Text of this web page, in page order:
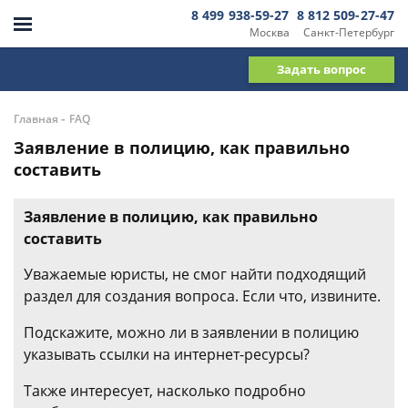
Москва
8 499 938-59-27
Санкт-Петербург
8 812 509-27-47
Задать вопрос
Главная - FAQ
Заявление в полицию, как правильно
составить
Заявление в полицию, как правильно
составить
Уважаемые юристы, не смог найти подходящий
раздел для создания вопроса. Если что, извините.
Подскажите, можно ли в заявлении в полицию
указывать ссылки на интернет-ресурсы?
Также интересует, насколько подробно